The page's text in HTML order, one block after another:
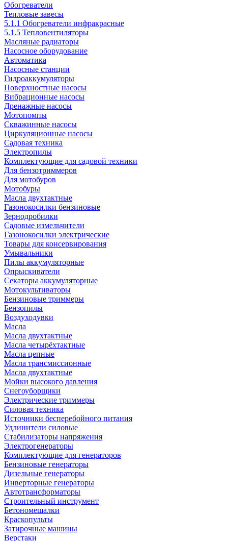
Обогреватели
Тепловые завесы
5.1.1 Обогреватели инфракрасные
5.1.5 Тепловентиляторы
Масляные радиаторы
Насосное оборудование
Автоматика
Насосные станции
Гидроаккумуляторы
Поверхностные насосы
Вибрационные насосы
Дренажные насосы
Мотопомпы
Скважинные насосы
Циркуляционные насосы
Садовая техника
Электропилы
Комплектующие для садовой техники
Для бензотриммеров
Для мотобуров
Мотобуры
Масла двухтактные
Газонокосилки бензиновые
Зернодробилки
Садовые измельчители
Газонокосилки электрические
Товары для консервирования
Умывальники
Пилы аккумуляторные
Опрыскиватели
Секаторы аккумуляторные
Мотокультиваторы
Бензиновые триммеры
Бензопилы
Воздуходувки
Масла
Масла двухтактные
Масла четырёхтактные
Масла цепные
Масла трансмиссионные
Масла двухтактные
Мойки высокого давления
Снегоуборщики
Электрические триммеры
Силовая техника
Источники бесперебойного питания
Удлинители силовые
Стабилизаторы напряжения
Электрогенераторы
Комплектующие для генераторов
Бензиновые генераторы
Дизельные генераторы
Инверторные генераторы
Автотрансформаторы
Строительный инструмент
Бетономешалки
Краскопульты
Затирочные машины
Верстаки